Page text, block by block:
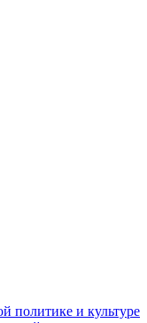
политике и культуре